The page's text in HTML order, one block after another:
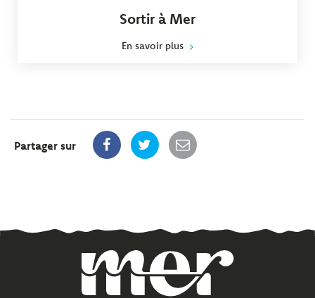
Sortir à Mer
En savoir plus
Partager sur